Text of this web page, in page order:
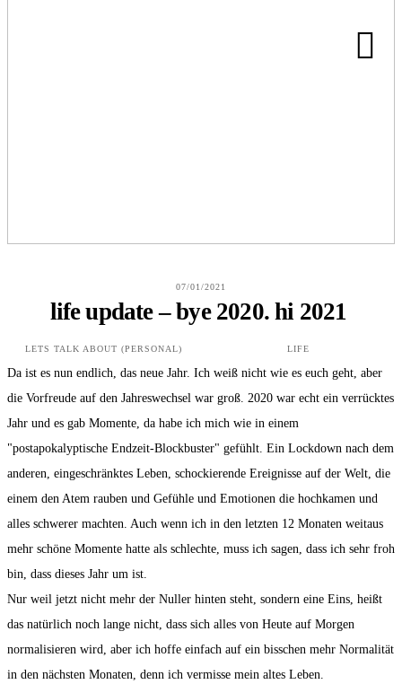
KONTAKT
07/01/2021
life update – bye 2020. hi 2021
LETS TALK ABOUT (PERSONAL) LIFE
Da ist es nun endlich, das neue Jahr. Ich weiß nicht wie es euch geht, aber
die Vorfreude auf den Jahreswechsel war groß. 2020 war echt ein verrücktes
Jahr und es gab Momente, da habe ich mich wie in einem
"postapokalyptische Endzeit-Blockbuster" gefühlt. Ein Lockdown nach dem
anderen, eingeschränktes Leben, schockierende Ereignisse auf der Welt, die
einem den Atem rauben und Gefühle und Emotionen die hochkamen und
alles schwerer machten. Auch wenn ich in den letzten 12 Monaten weitaus
mehr schöne Momente hatte als schlechte, muss ich sagen, dass ich sehr froh
bin, dass dieses Jahr um ist.
Nur weil jetzt nicht mehr der Nuller hinten steht, sondern eine Eins, heißt
das natürlich noch lange nicht, dass sich alles von Heute auf Morgen
normalisieren wird, aber ich hoffe einfach auf ein bisschen mehr Normalität
in den nächsten Monaten, denn ich vermisse mein altes Leben.